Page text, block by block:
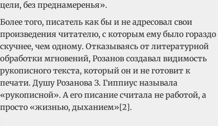
цели, без преднамеренья».
Более того, писатель как бы и не адресовал свои
произведения читателю, с которым ему было гораздо
скучнее, чем одному. Отказываясь от литературной
обработки мгновений, Розанов создавал видимость
рукописного текста, который он и не готовит к
печати. Душу Розанова З. Гиппиус называла
«рукописной». А его писание считала не работой, а
просто «жизнью, дыханием»[2].